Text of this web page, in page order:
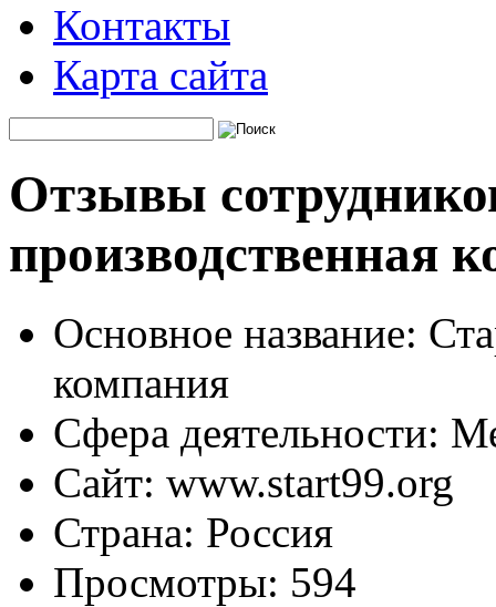
Контакты
Карта сайта
Отзывы
производственная
Основное название:
компания
Сфера деятельности:
Сайт: www.start99.org
Страна: Россия
Просмотры: 594